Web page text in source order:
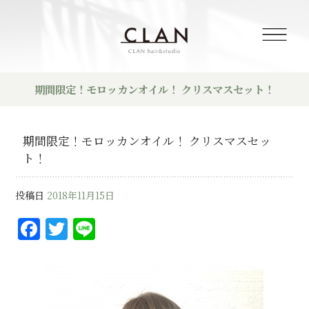
期間限定！モロッカンオイル！ クリスマスセット！
期間限定！モロッカンオイル！ クリスマスセッ
ト！
投稿日 2018年11月15日
F
a
T
w